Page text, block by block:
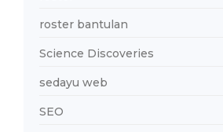
roster bantulan
Science Discoveries
sedayu web
SEO